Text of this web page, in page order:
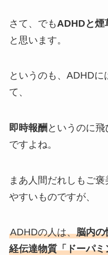
さて、でもADHDと煙
と思います。
というのも、ADHDに
て、
即時報酬 というのに
ですよね。
まあ人間だれしもご
やすいものですが、
ADHDの人は、脳内の
経伝達物質「ドーパ